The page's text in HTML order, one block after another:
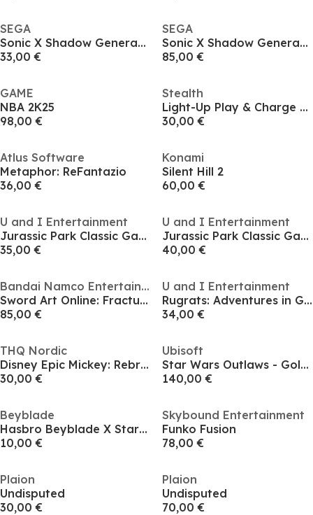
SEGA
Sonic X Shadow Generations
33,00 €
SEGA
Sonic X Shadow Generations
85,00 €
GAME
NBA 2K25
98,00 €
Stealth
Light-Up Play & Charge Comfort Controller compatible with Nintendo Switch Joy-Con controllers
30,00 €
Atlus Software
Metaphor: ReFantazio
36,00 €
Konami
Silent Hill 2
60,00 €
U and I Entertainment
Jurassic Park Classic Games Collection
35,00 €
U and I Entertainment
Jurassic Park Classic Games Collection
40,00 €
Bandai Namco Entertainment
Sword Art Online: Fractured Daydream
85,00 €
U and I Entertainment
Rugrats: Adventures in Gameland
34,00 €
THQ Nordic
Disney Epic Mickey: Rebrushed
30,00 €
Ubisoft
Star Wars Outlaws - Gold Edition
140,00 €
Beyblade
Hasbro Beyblade X Starter Pack Top and Launcher
10,00 €
Skybound Entertainment
Funko Fusion
78,00 €
Plaion
Undisputed
30,00 €
Plaion
Undisputed
70,00 €